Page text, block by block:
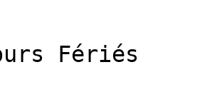
Fériés